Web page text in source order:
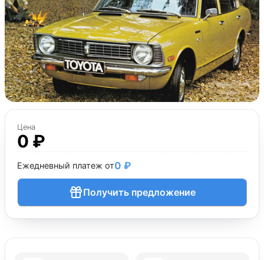
Цена
0 ₽
Ежедневный платеж от0 ₽
Получить предложение